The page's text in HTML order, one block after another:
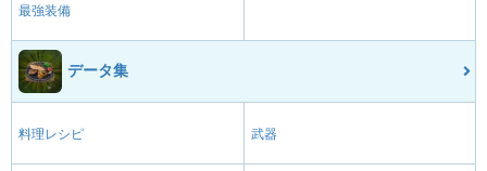
最強装備
データ集
料理レシピ 武器